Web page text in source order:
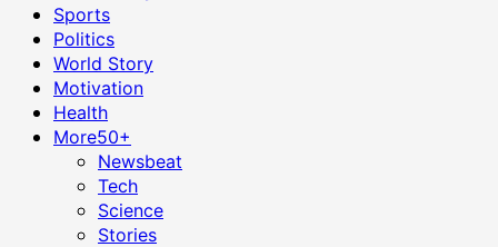
Sports
Politics
World Story
Motivation
Health
More50+
Newsbeat
Tech
Science
Stories